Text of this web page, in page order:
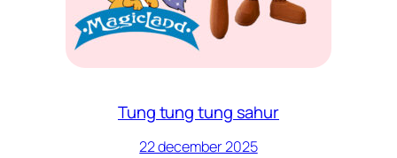
Tung tung tung sahur
22 december 2025